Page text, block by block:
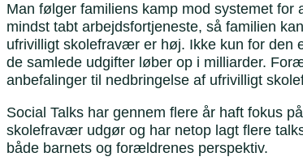
Man følger familiens kamp mod systemet
mindst tabt arbejdsfortjeneste, så familien
ufrivilligt skolefravær er høj. Ikke kun for den
de samlede udgifter løber op i milliarder.
anbefalinger til nedbringelse af ufrivilligt
Social Talks har gennem flere år haft fokus
skolefravær udgør og har netop lagt flere
både barnets og forældrenes perspektiv.